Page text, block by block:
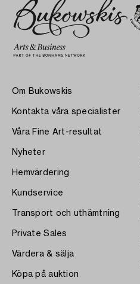
Om Bukowskis
Kontakta våra specialister
Våra Fine Art-resultat
Nyheter
Hemvärdering
Kundservice
Transport och uthämtning
Private Sales
Värdera & sälja
Köpa på auktion